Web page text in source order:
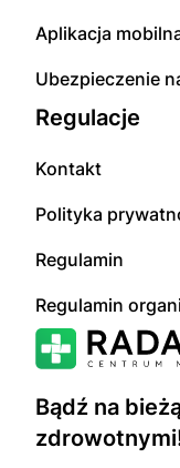
Bądź na
Aplikacja
Ubezpieczenie
Regulacje
Kontakt
Polityka
Regulamin
Regulamin